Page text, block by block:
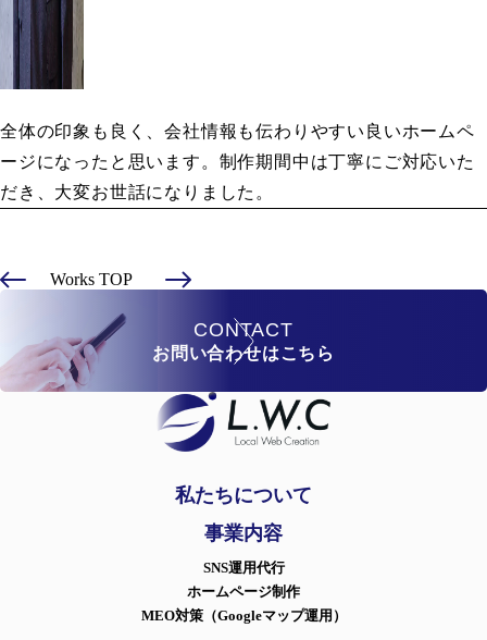
全体の印象も良く、会社情報も伝わりやすい良いホームペ
ージになったと思います。制作期間中は丁寧にご対応いた
だき、大変お世話になりました。
Works TOP
CONTACT
お問い合わせはこちら
私たちについて
事業内容
SNS運用代行
ホームページ制作
MEO対策（Googleマップ運用）